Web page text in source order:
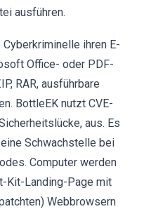
ausführen.
ihren E-
Office- oder PDF-
RAR, ausführbare
BottleEK nutzt CVE-
aus. Es
Schwachstelle bei
Computer werden
Kit-Landing-Page mit
Webbrowsern